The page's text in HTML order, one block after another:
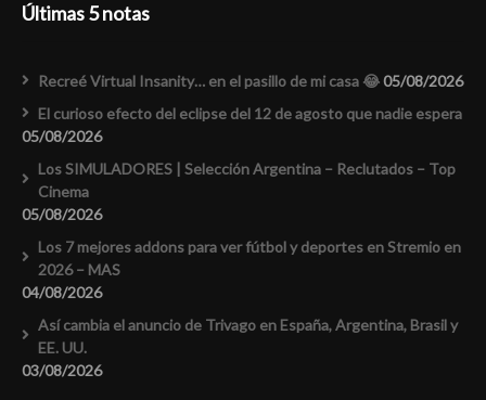
Últimas 5 notas
Recreé Virtual Insanity… en el pasillo de mi casa 😂05/08/2026
El curioso efecto del eclipse del 12 de agosto que nadie espera
05/08/2026
Los SIMULADORES | Selección Argentina – Reclutados – Top
Cinema
05/08/2026
Los 7 mejores addons para ver fútbol y deportes en Stremio en
2026 – MAS
04/08/2026
Así cambia el anuncio de Trivago en España, Argentina, Brasil y
EE. UU.
03/08/2026